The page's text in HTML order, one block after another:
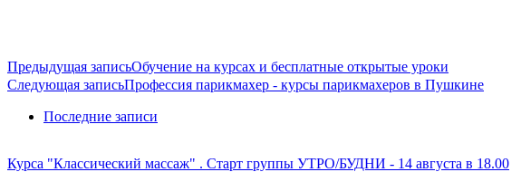
Предыдущая записьОбучение на курсах и бесплатные открытые уроки
Следующая записьПрофессия парикмахер - курсы парикмахеров в Пушкине
Последние записи
Курса "Классический массаж" . Старт группы УТРО/БУДНИ - 14 августа в 18.00